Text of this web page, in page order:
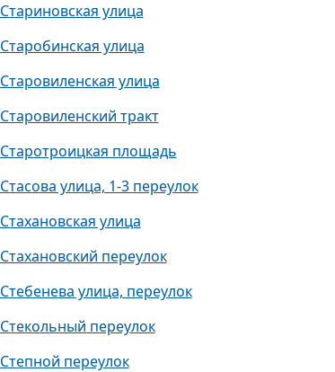
Стариновская улица
Старобинская улица
Старовиленская улица
Старовиленский тракт
Старотроицкая площадь
Стасова улица, 1-3 переулок
Стахановская улица
Стахановский переулок
Стебенева улица, переулок
Стекольный переулок
Степной переулок